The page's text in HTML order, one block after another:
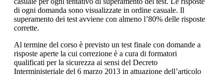
di ogni domanda sono visualizzate in ordine casuale. Il
superamento dei test avviene con almeno l’80% delle risposte
corrette.
Al termine del corso è previsto un test finale con domande a
risposte aperte la cui correzione è a cura di formatori
qualificati per la sicurezza ai sensi del Decreto
Interministeriale del 6 marzo 2013 in attuazione dell’articolo